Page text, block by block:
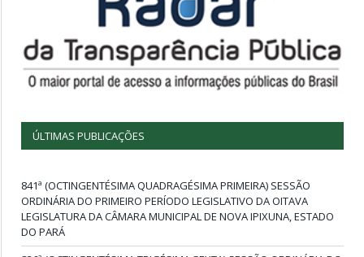
ÚLTIMAS PUBLICAÇÕES
841ª (OCTINGENTÉSIMA QUADRAGÉSIMA PRIMEIRA) SESSÃO
ORDINÁRIA DO PRIMEIRO PERÍODO LEGISLATIVO DA OITAVA
LEGISLATURA DA CÂMARA MUNICIPAL DE NOVA IPIXUNA, ESTADO
DO PARÁ